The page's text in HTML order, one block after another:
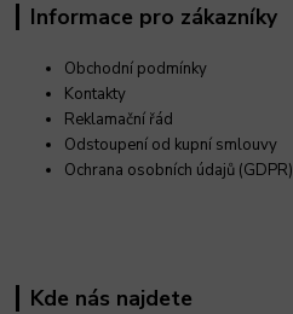
Informace pro zákazníky
Obchodní podmínky
Kontakty
Reklamační řád
Odstoupení od kupní smlouvy
Ochrana osobních údajů (GDPR)
Kde nás najdete